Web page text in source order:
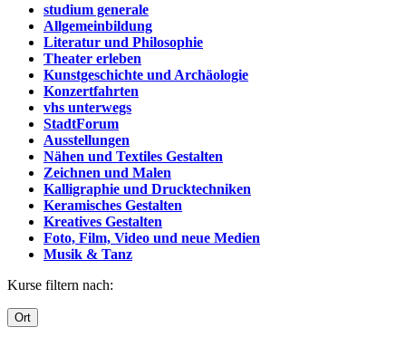
studium generale
Allgemeinbildung
Literatur und Philosophie
Theater erleben
Kunstgeschichte und Archäologie
Konzertfahrten
vhs unterwegs
StadtForum
Ausstellungen
Nähen und Textiles Gestalten
Zeichnen und Malen
Kalligraphie und Drucktechniken
Keramisches Gestalten
Kreatives Gestalten
Foto, Film, Video und neue Medien
Musik & Tanz
Kurse filtern nach:
Ort